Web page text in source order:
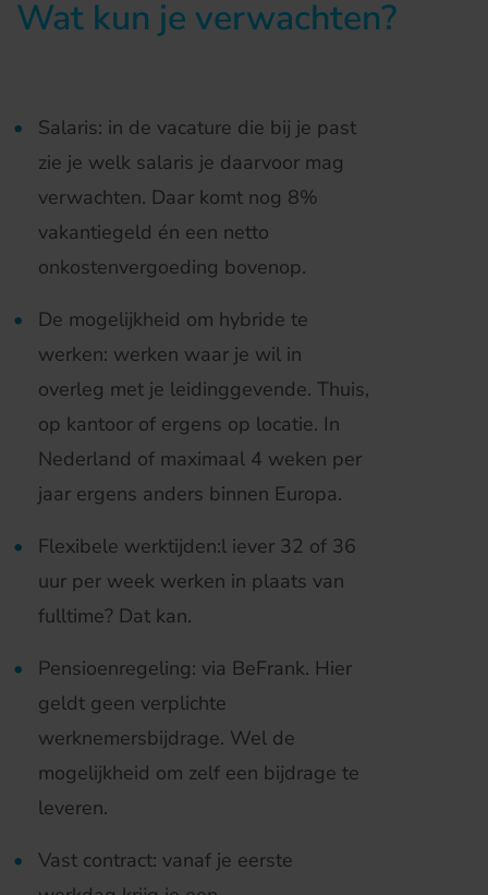
Wat kun je verwachten?
Salaris: in de vacature die bij je past
zie je welk salaris je daarvoor mag
verwachten. Daar komt nog 8%
vakantiegeld én een netto
onkostenvergoeding bovenop.
De mogelijkheid om hybride te
werken: werken waar je wil in
overleg met je leidinggevende. Thuis,
op kantoor of ergens op locatie. In
Nederland of maximaal 4 weken per
jaar ergens anders binnen Europa.
Flexibele werktijden:l iever 32 of 36
uur per week werken in plaats van
fulltime? Dat kan.
Pensioenregeling: via BeFrank. Hier
geldt geen verplichte
werknemersbijdrage. Wel de
mogelijkheid om zelf een bijdrage te
leveren.
Vast contract: vanaf je eerste